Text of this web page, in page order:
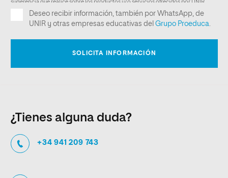
¿Tienes alguna duda?
+34 941 209 743